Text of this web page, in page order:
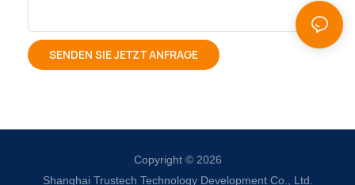
SENDEN SIE JETZT ANFRAGE
Copyright © 2026
Shanghai Trustech Technology Development Co., Ltd.